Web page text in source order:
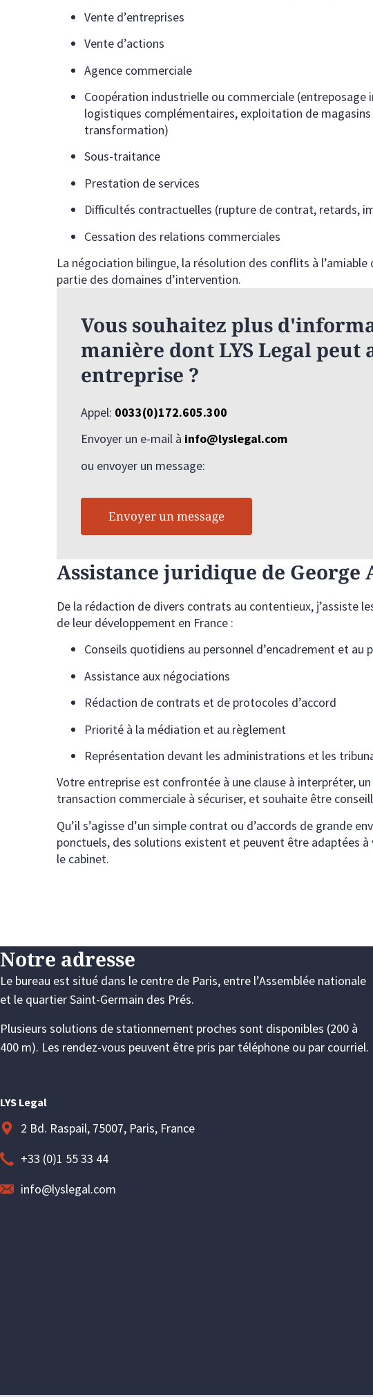
Vente d’entreprises
Vente d’actions
Agence commerciale
Coopération industrielle ou commerciale (entreposage
logistiques complémentaires, exploitation de
transformation)
Sous-traitance
Prestation de services
Difficultés contractuelles (rupture de contrat, retards,
Cessation des relations commerciales
La négociation bilingue, la résolution des conflits à
partie des domaines d’intervention.
Vous souhaitez plus
manière dont LYS Legal peut
entreprise ?
Appel: 0033(0)172.605.300
Envoyer un e-mail à info@lyslegal.com
ou envoyer un message:
Envoyer un message
Assistance juridique de George
De la rédaction de divers contrats au contentieux, j’assiste
de leur développement en France :
Conseils quotidiens au personnel d’encadrement et au
Assistance aux négociations
Rédaction de contrats et de protocoles d’accord
Priorité à la médiation et au règlement
Représentation devant les administrations et les
Votre entreprise est confrontée à une clause à interpréter,
transaction commerciale à sécuriser, et souhaite être
Qu’il s’agisse d’un simple contrat ou d’accords de grande
ponctuels, des solutions existent et peuvent être adaptées
le cabinet.
Notre adresse
Le bureau est situé dans le centre de Paris, entre l’Assemblée nationale
et le quartier Saint-Germain des Prés.
Plusieurs solutions de stationnement proches sont disponibles (200 à
400 m). Les rendez-vous peuvent être pris par téléphone ou par courriel.
LYS Legal
2 Bd. Raspail, 75007, Paris, France
+33 (0)1 55 33 44
info@lyslegal.com